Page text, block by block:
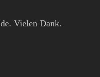
Vielen Dank.